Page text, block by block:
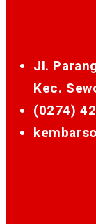
Jl.
Kec.
(0274)